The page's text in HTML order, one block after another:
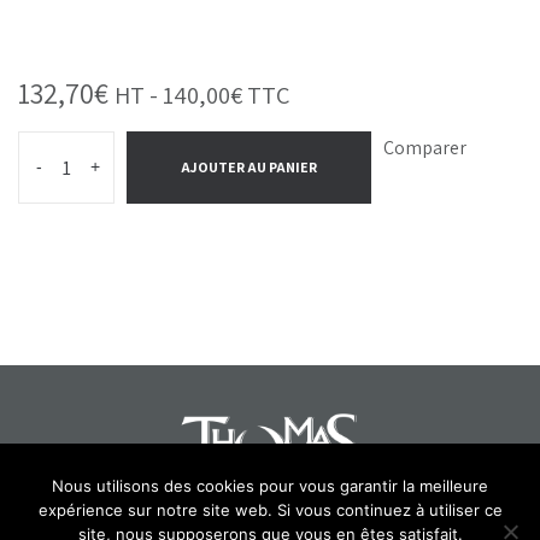
132,70€ HT - 140,00€TTC
- + AJOUTER AU PANIER
Comparer
Nous utilisons des cookies pour vous garantir la meilleure
expérience sur notre site web. Si vous continuez à utiliser ce
site, nous supposerons que vous en êtes satisfait.